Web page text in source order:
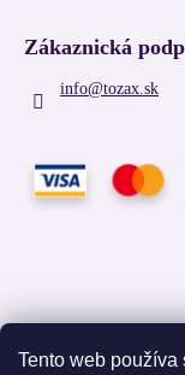
Tento web
Zákaznická
info@tozax.sk